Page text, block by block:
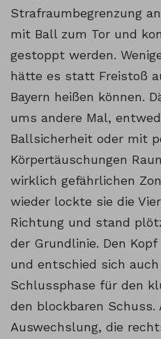
Strafraumbegrenzung
mit Ball zum Tor und
gestoppt werden.
hätte es statt Freistoß
Bayern heißen können.
ums andere Mal,
Ballsicherheit oder mit
Körpertäuschungen
wirklich gefährlichen
wieder lockte sie die
Richtung und stand
der Grundlinie. Den
und entschied sich
Schlussphase für den
den blockbaren Schuss.
Auswechslung, die